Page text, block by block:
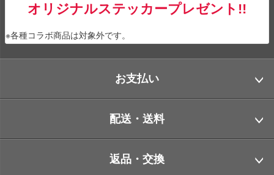
オリジナルステッカープレゼント!!
※各種コラボ商品は対象外です。
お支払い
配送・送料
返品・交換